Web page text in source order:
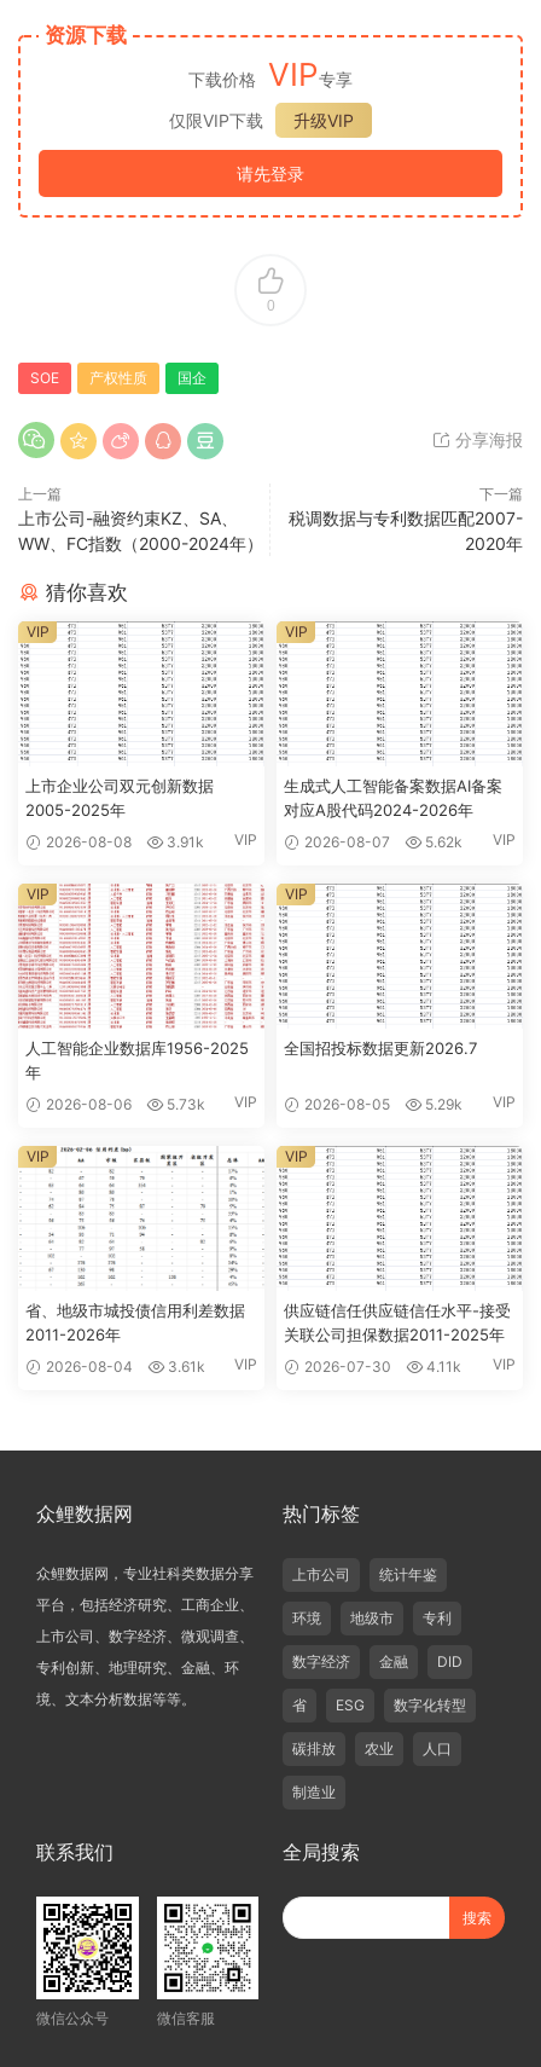
资源下载
下载价格 VIP专享
仅限VIP下载
升级VIP
请先登录
0
SOE 产权性质 国企
分享海报
上一篇
上市公司-融资约束KZ、SA、
WW、FC指数（2000-2024年）
下一篇
税调数据与专利数据匹配2007-
2020年
猜你喜欢
上市企业公司双元创新数据
2005-2025年
2026-08-08 3.91k VIP
VIP
生成式人工智能备案数据AI备案
对应A股代码2024-2026年
2026-08-07 5.62k VIP
VIP
人工智能企业数据库1956-2025
年
2026-08-06 5.73k VIP
VIP
全国招投标数据更新2026.7
2026-08-05 5.29k VIP
VIP
省、地级市城投债信用利差数据
2011-2026年
2026-08-04 3.61k VIP
VIP
供应链信任供应链信任水平-接受
关联公司担保数据2011-2025年
2026-07-30 4.11k VIP
VIP
众鲤数据网
众鲤数据网，专业社科类数据分享
平台，包括经济研究、工商企业、
上市公司、数字经济、微观调查、
专利创新、地理研究、金融、环
境、文本分析数据等等。
热门标签
上市公司 统计年鉴
环境 地级市 专利
数字经济 金融 DID
省 ESG 数字化转型
碳排放 农业 人口
制造业
联系我们
微信公众号 微信客服
全局搜索